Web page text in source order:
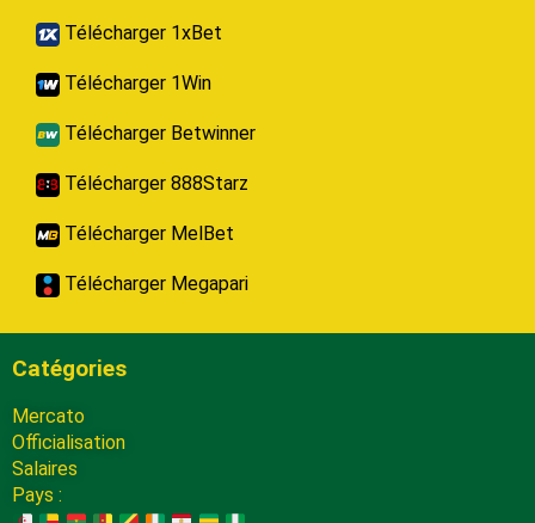
Télécharger 1xBet
Télécharger 1Win
Télécharger Betwinner
Télécharger 888Starz
Télécharger MelBet
Télécharger Megapari
Catégories
Mercato
Officialisation
Salaires
Pays :